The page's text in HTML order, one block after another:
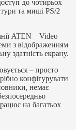
до чотирьох
та миші PS/2
ATEN – Video
з відображенням
здатність екрану.
– просто
конфігурувати
немає
на багатьох